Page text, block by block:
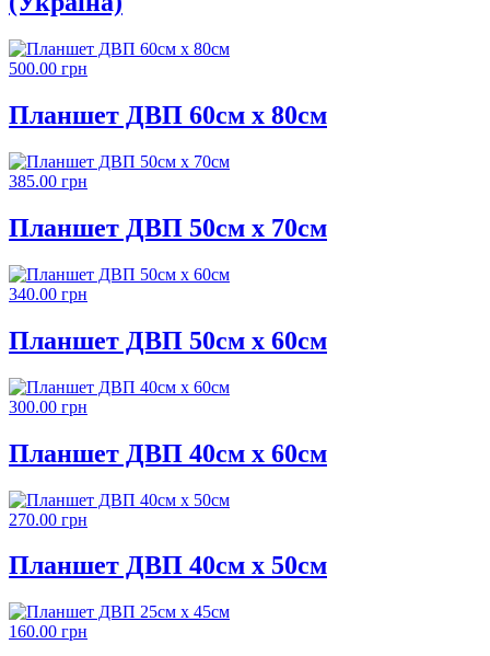
500.00 грн
Планшет ДВП 60см х 80см
385.00 грн
Планшет ДВП 50см х 70см
340.00 грн
Планшет ДВП 50см х 60см
300.00 грн
Планшет ДВП 40см х 60см
270.00 грн
Планшет ДВП 40см х 50см
160.00 грн